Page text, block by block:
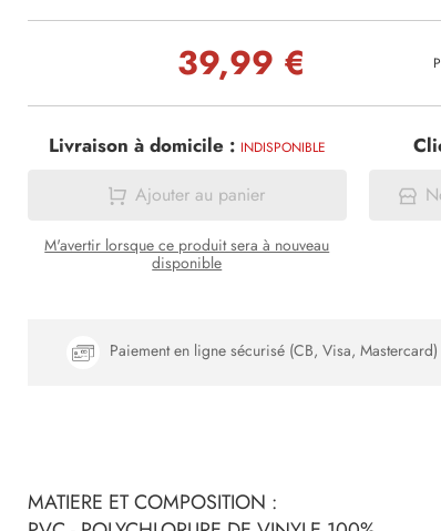
39,99 €
Livraison à domicile : INDISPONIBLE
Ajouter au panier
M'avertir lorsque ce produit sera à nouveau
disponible
Paiement en ligne sécurisé (CB, Visa, Mastercard)
MATIERE ET COMPOSITION :